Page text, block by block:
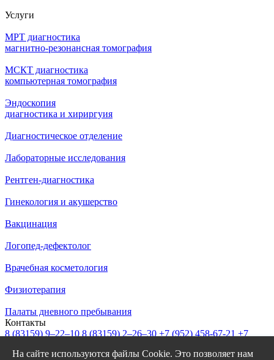
Услуги
МРТ диагностика
магнитно-резонансная томография
МСКТ диагностика
компьютерная томография
Эндоскопия
диагностика и хириргуия
Диагностическое отделение
Лабораторные исследования
Рентген-диагностика
Гинекология и акушерство
Вакцинация
Логопед-дефектолог
Врачебная косметология
Физиотерапия
Палаты дневного пребывания
Контакты
8 (83159) 9–22–10 8 (83159) 2–26–30 +7 (952) 458-67-21 +7
info@garantiya-bor.ru
На сайте используются файлы Cookie. Это позволяет нам